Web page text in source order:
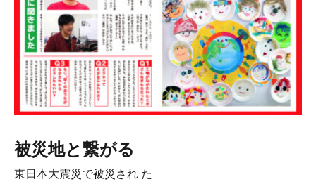
被災地と繋がる
東日本大震災で被災され た